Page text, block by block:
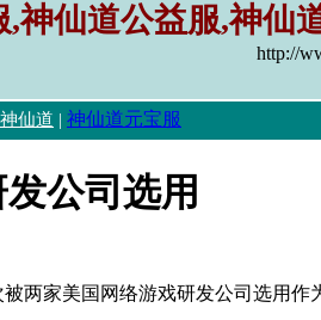
神仙道公益服,神仙
http://
仙道 | 神仙道元宝服
公司选用
两家美国网络游戏研发公司选用作